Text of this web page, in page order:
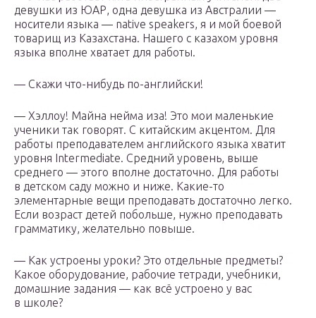
девушки из ЮАР, одна девушка из Австралии —
носители языка — native speakers, я и мой боевой
товарищ из Казахстана. Нашего с казахом уровня
языка вполне хватает для работы.
— Скажи что-нибудь по-английски!
— Хэллоу! Майна нейма иза! Это мои маленькие
ученики так говорят. С китайским акцентом. Для
работы преподавателем английского языка хватит
уровня Intermediate. Средний уровень, выше
среднего — этого вполне достаточно. Для работы
в детском саду можно и ниже. Какие-то
элементарные вещи преподавать достаточно легко.
Если возраст детей побольше, нужно преподавать
грамматику, желательно повыше.
— Как устроены уроки? Это отдельные предметы?
Какое оборудование, рабочие тетради, учебники,
домашние задания — как всё устроено у вас
в школе?